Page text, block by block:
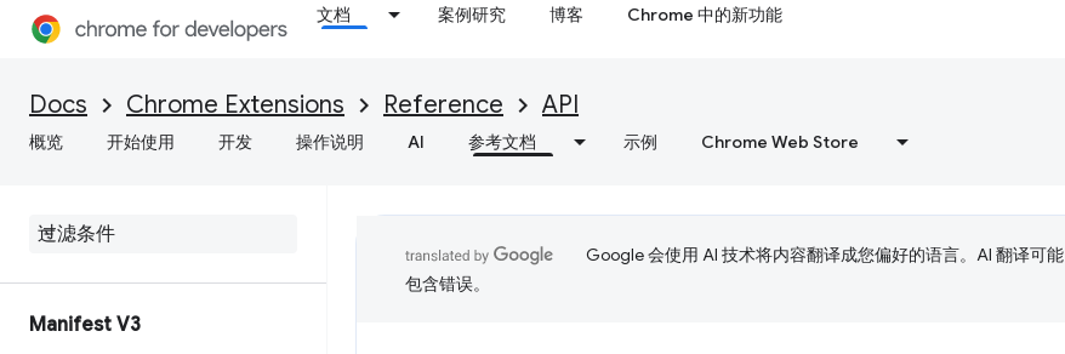
文档 案例研究 博客 Chrome 中的新功能
Docs Chrome Extensions Reference API
概览 开始使用 开发 操作说明 AI 参考文档 示例 Chrome Web Store
Manifest V3
Google 会使用 AI 技术将内容翻译成您偏好的语言。AI 翻译可能
包含错误。